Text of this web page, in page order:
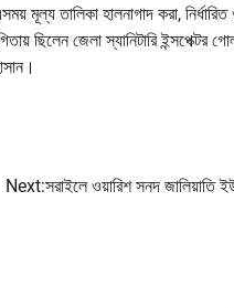
মূল্য তালিকা হালনাগাদ করা,
ছিলেন জেলা স্যানিটারি ইন্সপেক্টর
Next:সরাইলে ওয়ারিশ সনদ জালিয়াতি